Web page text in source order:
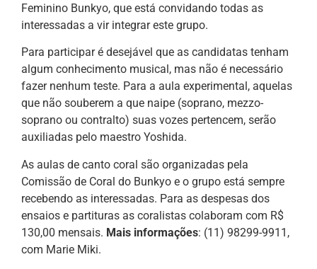
Feminino Bunkyo, que está convidando todas as
interessadas a vir integrar este grupo.
Para participar é desejável que as candidatas tenham
algum conhecimento musical, mas não é necessário
fazer nenhum teste. Para a aula experimental, aquelas
que não souberem a que naipe (soprano, mezzo-
soprano ou contralto) suas vozes pertencem, serão
auxiliadas pelo maestro Yoshida.
As aulas de canto coral são organizadas pela
Comissão de Coral do Bunkyo e o grupo está sempre
recebendo as interessadas. Para as despesas dos
ensaios e partituras as coralistas colaboram com R$
130,00 mensais. Mais informações: (11) 98299-9911,
com Marie Miki.